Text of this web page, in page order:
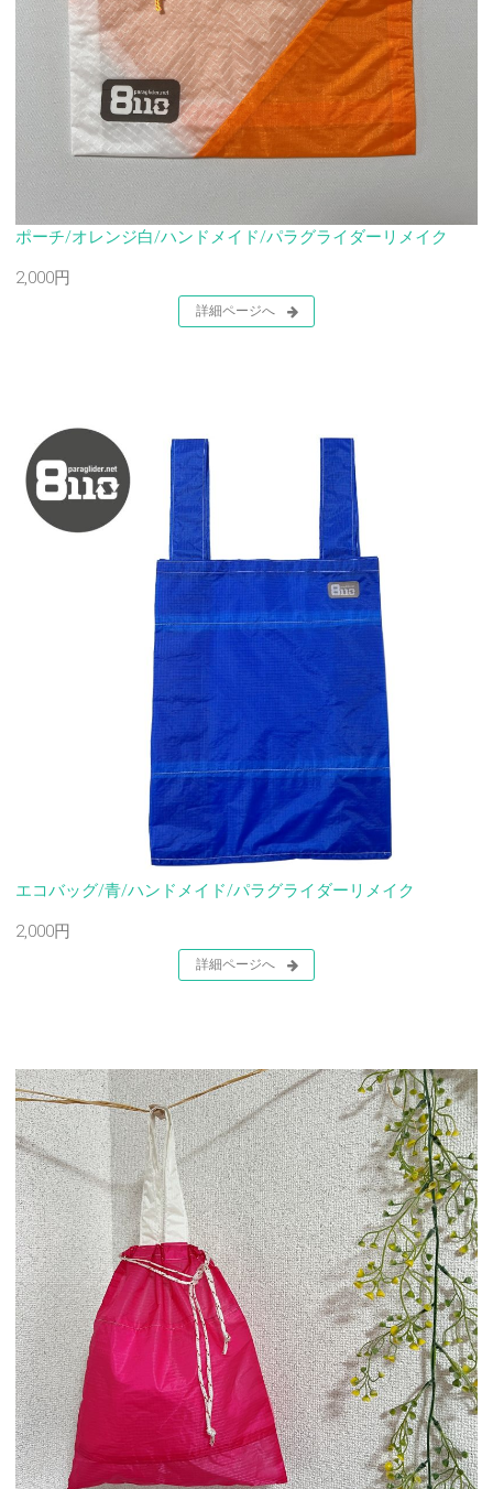
ポーチ/オレンジ白/ハンドメイド/パラグライダーリメイク
2,000円
詳細ページへ
エコバッグ/青/ハンドメイド/パラグライダーリメイク
2,000円
詳細ページへ